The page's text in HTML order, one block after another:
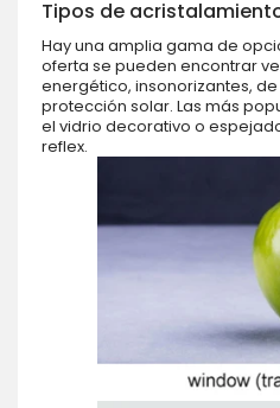
Tipos de
Hay una amplia gama de
oferta se pueden encontrar
energético, insonorizantes,
protección solar. Las más
el vidrio decorativo o
reflex.